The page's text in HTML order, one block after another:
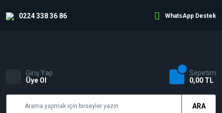
0224 338 36 86 WhatsApp Destek
ARA
Giriş Yap
Üye Ol
Sepetim
0,00 TL